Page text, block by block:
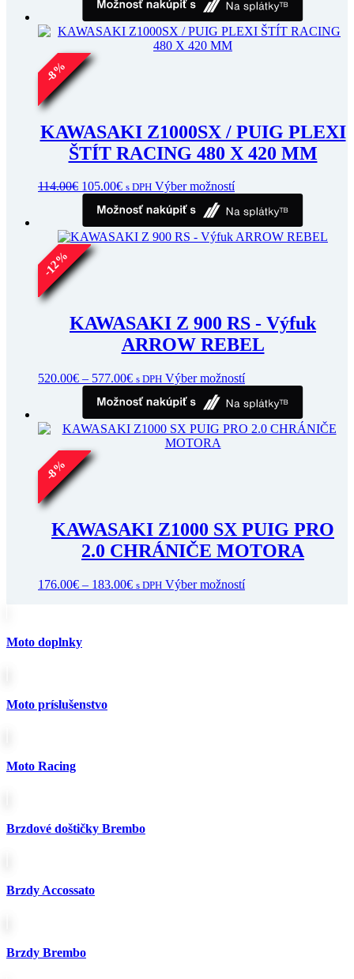
965.00€
through
1,015.00€
má
viacero
variantov.
produktu.
-
8
%
KAWASAKI Z1000SX / PUIG PLEXI
ŠTÍT RACING 480 X 420 MM
114.00€ Pôvodná
cena
bola:
114.00€.
105.00€Aktuálna
je:
105.00€.
s DPH Výber možnostíTento
má
viacero
variantov.
na
stránke
produktu.
-
12
%
KAWASAKI Z 900 RS - Výfuk
ARROW REBEL
520.00€ – 577.00€Price
520.00€
through
577.00€
s DPH Výber možnostíTento
má
viacero
variantov.
produktu.
-
8
%
KAWASAKI Z1000 SX PUIG PRO
2.0 CHRÁNIČE MOTORA
176.00€ – 183.00€Price
s DPH Výber možnostíTento
Moto doplnky
Moto príslušenstvo
Moto Racing
Brzdové doštičky Brembo
Brzdy Accossato
Brzdy Brembo